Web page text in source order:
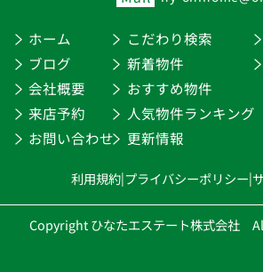
ホーム
ブログ
会社概要
来店予約
お問い合わせ
こだわり検索
新着物件
おすすめ物件
人気物件ランキング
更新情報
利用規約|プライバシーポリシー|
Copyright ひなたエステート株式会社